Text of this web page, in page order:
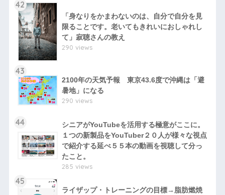
42
「身なりをかまわないのは、自分で自分を見
限ることです。老いてもきれいにおしゃれし
て」寂聴さんの教え
290 views
43
2100年の天気予報 東京43.6度で沖縄は「避
暑地」になる
290 views
44
シニアがYouTubeを活用する極意がここに。
１つの新製品をYouTuber２０人が様々な視点
で紹介する延べ５５本の動画を視聴して分っ
たこと。
285 views
45
ライザップ・トレーニングの目標→脂肪燃焼